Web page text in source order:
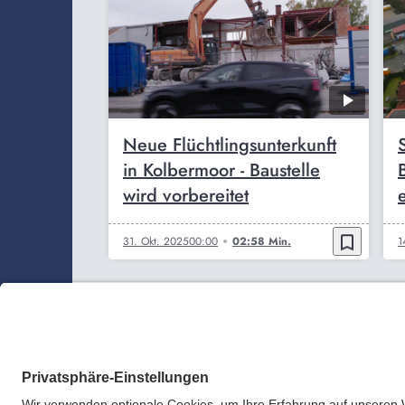
Neue Flüchtlingsunterkunft
in Kolbermoor - Baustelle
wird vorbereitet
31. Okt. 202500:00 02:58 Min. bookmark_border